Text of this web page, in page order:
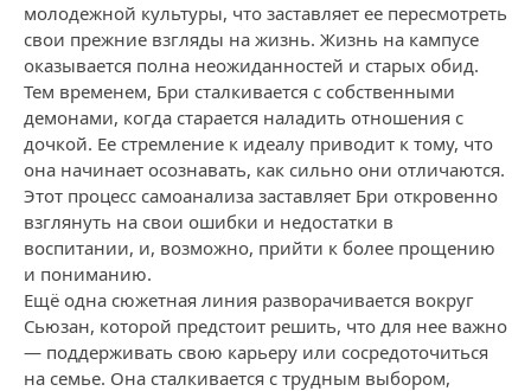
молодежной культуры, что заставляет ее пересмотреть
свои прежние взгляды на жизнь. Жизнь на кампусе
оказывается полна неожиданностей и старых обид.
Тем временем, Бри сталкивается с собственными
демонами, когда старается наладить отношения с
дочкой. Ее стремление к идеалу приводит к тому, что
она начинает осознавать, как сильно они отличаются.
Этот процесс самоанализа заставляет Бри откровенно
взглянуть на свои ошибки и недостатки в
воспитании, и, возможно, прийти к более прощению
и пониманию.
Ещё одна сюжетная линия разворачивается вокруг
Сьюзан, которой предстоит решить, что для нее важно
— поддерживать свою карьеру или сосредоточиться
на семье. Она сталкивается с трудным выбором,